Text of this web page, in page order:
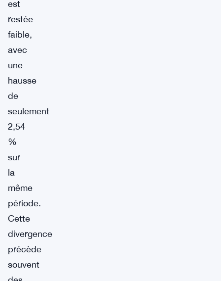
est
restée
faible,
avec
une
hausse
de
seulement
2,54
%
sur
la
même
période.
Cette
divergence
précède
souvent